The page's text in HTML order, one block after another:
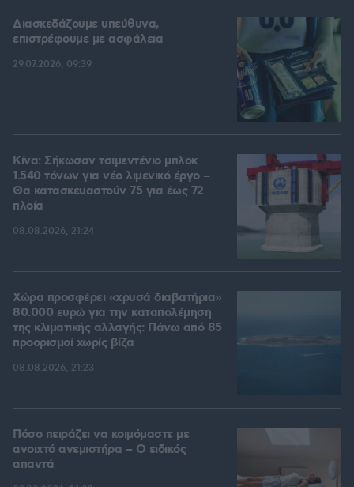
Διασκεδάζουμε υπεύθυνα,
επιστρέφουμε με ασφάλεια
29.07.2026, 09:39
Κίνα: Σήκωσαν τσιμεντένιο μπλοκ
1.540 τόνων για νέο λιμενικό έργο –
Θα κατασκευαστούν 75 για έως 72
πλοία
08.08.2026, 21:24
Χώρα προσφέρει «χρυσά διαβατήρια»
80.000 ευρώ για την καταπολέμηση
της κλιματικής αλλαγής: Πάνω από 85
προορισμοί χωρίς βίζα
08.08.2026, 21:23
Πόσο πειράζει να κοιμόμαστε με
ανοιχτό ανεμιστήρα – Ο ειδικός
απαντά